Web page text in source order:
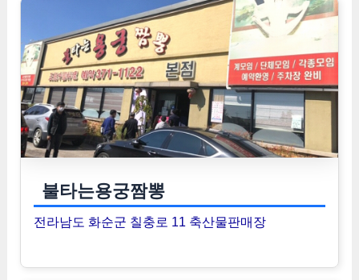
불타는용궁짬뽕
전라남도 화순군 칠충로 11 축산물판매장